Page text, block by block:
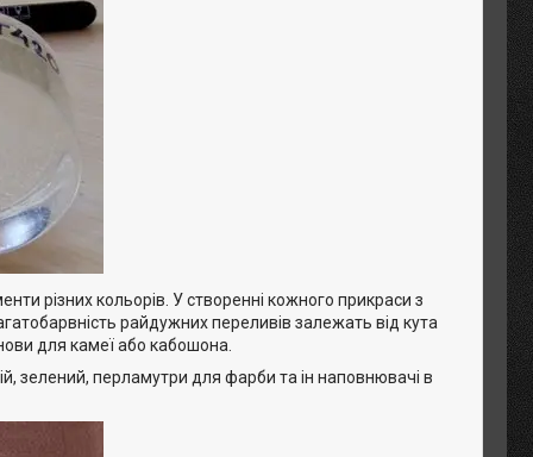
різних кольорів. У створенні кожного прикраси з
райдужних переливів залежать від кута
для камеї або кабошона.
зелений, перламутри для фарби та ін наповнювачі в